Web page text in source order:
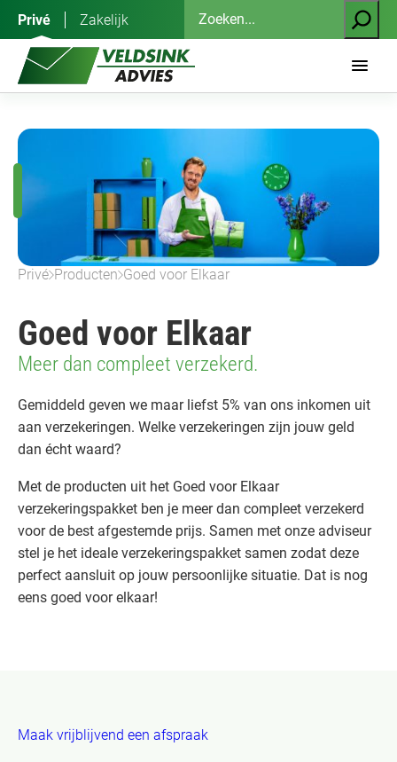
inhoud
Privé Zakelijk
Zoeken
Privé Producten Goed voor Elkaar
Goed voor Elkaar
Meer dan compleet verzekerd.
Gemiddeld geven we maar liefst 5% van ons inkomen uit
aan verzekeringen. Welke verzekeringen zijn jouw geld
dan écht waard?
Met de producten uit het Goed voor Elkaar
verzekeringspakket ben je meer dan compleet verzekerd
voor de best afgestemde prijs. Samen met onze adviseur
stel je het ideale verzekeringspakket samen zodat deze
perfect aansluit op jouw persoonlijke situatie. Dat is nog
eens goed voor elkaar!
Maak vrijblijvend een afspraak